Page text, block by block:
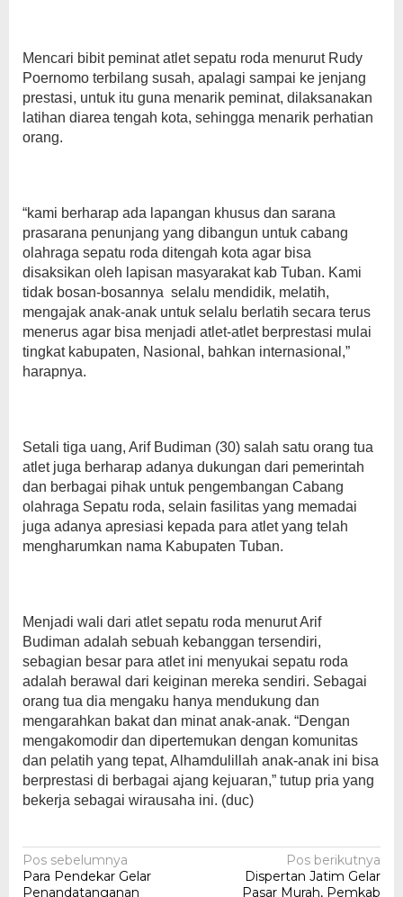
Mencari bibit peminat atlet sepatu roda menurut Rudy
Poernomo terbilang susah, apalagi sampai ke jenjang
prestasi, untuk itu guna menarik peminat, dilaksanakan
latihan diarea tengah kota, sehingga menarik perhatian
orang.
“kami berharap ada lapangan khusus dan sarana
prasarana penunjang yang dibangun untuk cabang
olahraga sepatu roda ditengah kota agar bisa
disaksikan oleh lapisan masyarakat kab Tuban. Kami
tidak bosan-bosannya selalu mendidik, melatih,
mengajak anak-anak untuk selalu berlatih secara terus
menerus agar bisa menjadi atlet-atlet berprestasi mulai
tingkat kabupaten, Nasional, bahkan internasional,”
harapnya.
Setali tiga uang, Arif Budiman (30) salah satu orang tua
atlet juga berharap adanya dukungan dari pemerintah
dan berbagai pihak untuk pengembangan Cabang
olahraga Sepatu roda, selain fasilitas yang memadai
juga adanya apresiasi kepada para atlet yang telah
mengharumkan nama Kabupaten Tuban.
Menjadi wali dari atlet sepatu roda menurut Arif
Budiman adalah sebuah kebanggan tersendiri,
sebagian besar para atlet ini menyukai sepatu roda
adalah berawal dari keiginan mereka sendiri. Sebagai
orang tua dia mengaku hanya mendukung dan
mengarahkan bakat dan minat anak-anak. “Dengan
mengakomodir dan dipertemukan dengan komunitas
dan pelatih yang tepat, Alhamdulillah anak-anak ini bisa
berprestasi di berbagai ajang kejuaran,” tutup pria yang
bekerja sebagai wirausaha ini. (duc)
Navigasi
pos
Pos sebelumnya
Para Pendekar Gelar
Penandatanganan
Pos berikutnya
Dispertan Jatim Gelar
Pasar Murah, Pemkab